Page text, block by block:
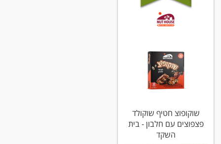
שוקופוצ חטיף שוקולד
פצפוצים עם חלבון - בית
השקד